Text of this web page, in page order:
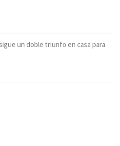
un doble triunfo en casa para